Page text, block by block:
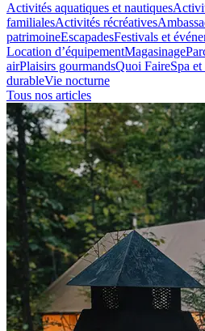
Activités aquatiques et nautiques
familialesActivités récréatives
patrimoineEscapadesFestivals et
Location d’équipementMagasinage
airPlaisirs gourmandsQuoi FaireSpa
durableVie nocturne
Tous nos articles